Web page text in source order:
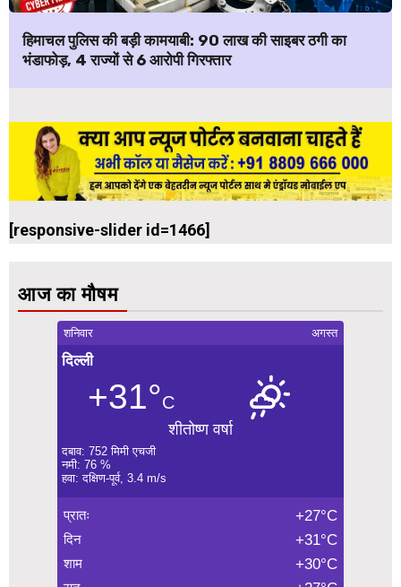
हिमाचल पुलिस की बड़ी कामयाबी: ₹90 लाख की साइबर ठगी का
भंडाफोड़, 4 राज्यों से 6 आरोपी गिरफ्तार
[responsive-slider id=1466]
आज का मौषम
शनिवार अगस्त
दिल्ली
+31°C
शीतोष्ण वर्षा
दबाव: 752 मिमी एचजी
नमी: 76 %
हवा: दक्षिण-पूर्व, 3.4 m/s
प्रातः +27°C
दिन +31°C
शाम +30°C